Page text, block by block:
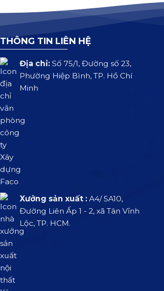
THÔNG TIN LIÊN HỆ
Địa chỉ:Số 75/1, Đường số 23,
Phường Hiệp Bình, TP. Hồ Chí
Minh
Xưởng sản xuất :A4/ 5A10,
Đường Liên Ấp 1 - 2, xã Tân Vĩnh
Lộc, TP. HCM.